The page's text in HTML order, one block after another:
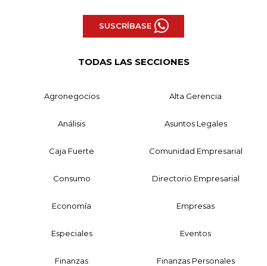
SUSCRÍBASE
TODAS LAS SECCIONES
Agronegocios Alta Gerencia
Análisis Asuntos Legales
Caja Fuerte Comunidad Empresarial
Consumo Directorio Empresarial
Economía Empresas
Especiales Eventos
Finanzas Finanzas Personales